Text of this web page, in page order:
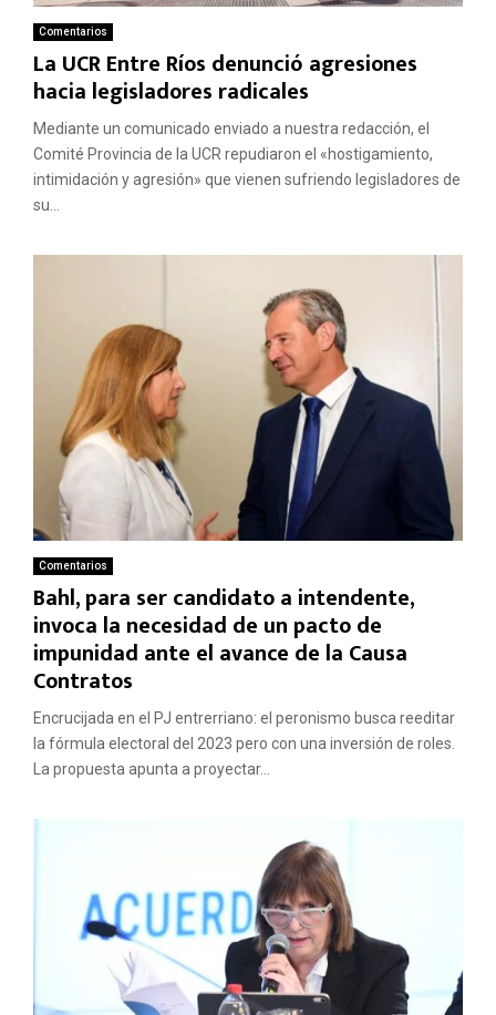
Comentarios
La UCR Entre Ríos denunció agresiones
hacia legisladores radicales
Mediante un comunicado enviado a nuestra redacción, el
Comité Provincia de la UCR repudiaron el «hostigamiento,
intimidación y agresión» que vienen sufriendo legisladores de
su...
Comentarios
Bahl, para ser candidato a intendente,
invoca la necesidad de un pacto de
impunidad ante el avance de la Causa
Contratos
Encrucijada en el PJ entrerriano: el peronismo busca reeditar
la fórmula electoral del 2023 pero con una inversión de roles.
La propuesta apunta a proyectar...